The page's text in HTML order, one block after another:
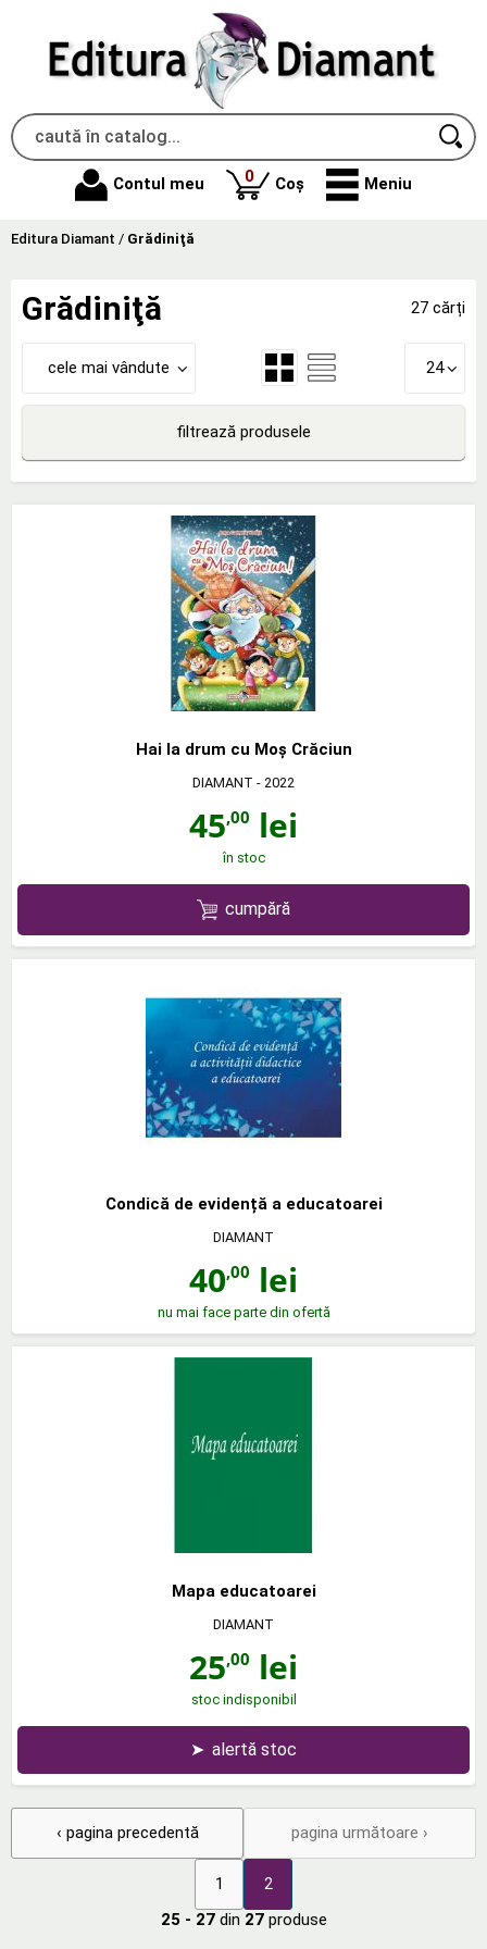
Contul meu 0produse
Coș Meniu
Editura Diamant / Grădiniţă
Grădiniţă 27 cărți
cele mai vândute 24
filtrează produsele
Hai la drum cu Moş Crăciun
DIAMANT - 2022
45,00 lei
în stoc
cumpără
Condică de evidență a educatoarei
DIAMANT
40,00 lei
nu mai face parte din ofertă
Mapa educatoarei
DIAMANT
25,00 lei
stoc indisponibil
➤ alertă stoc
‹ pagina precedentă
1 2
pagina următoare ›
25 - 27din 27produse